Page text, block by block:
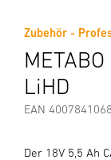
Zubehör -
LiHD
EAN
Der 18V 5,5 Ah